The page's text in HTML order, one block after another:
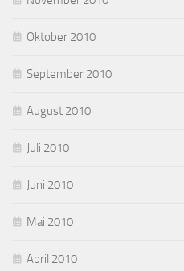
Oktober 2010
September 2010
August 2010
Juli 2010
Juni 2010
Mai 2010
April 2010